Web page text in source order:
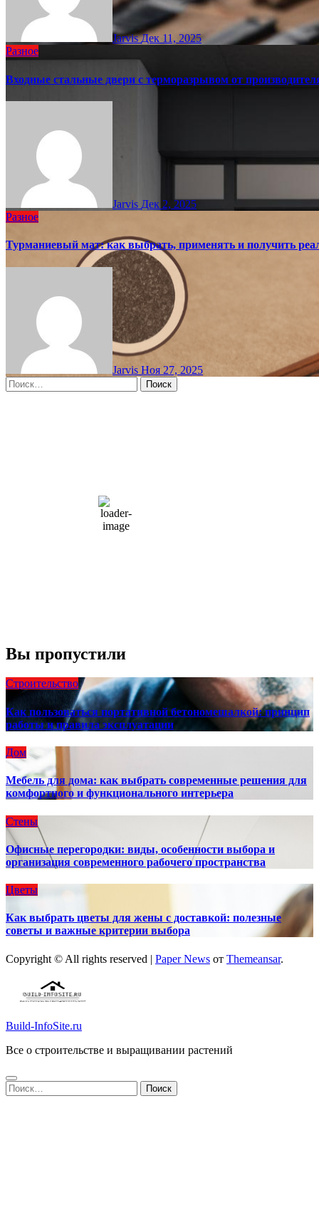
JarvisДек 11, 2025
Разное
Входные стальные двери с терморазрывом от
Jarvis Дек 2, 2025
Разное
Турманиевый мат: как выбрать, применять и получить
Jarvis Ноя 27, 2025
Найти:
66 %
1004 мб
10 mph
Вы пропустили
Строительство
Как пользоваться портативной бетономешалкой: принцип
работы и правила эксплуатации
Дом
Мебель для дома: как выбрать современные решения для
комфортного и функционального интерьера
Стены
Офисные перегородки: виды, особенности выбора и
организация современного рабочего пространства
Цветы
Как выбрать цветы для жены с доставкой: полезные
советы и важные критерии выбора
Copyright © All rights reserved | Paper News от Themeansar.
Build-InfoSite.ru
Все о строительстве и выращивании растений
Найти: